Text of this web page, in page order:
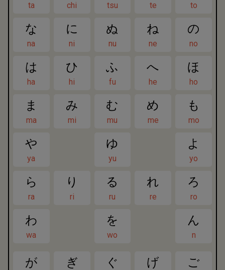
ta chi tsu te to
な
na
に
ni
ぬ
nu
ね
ne
の
no
は
ha
ひ
hi
ふ
fu
へ
he
ほ
ho
ま
ma
み
mi
む
mu
め
me
も
mo
や
ya
ゆ
yu
よ
yo
ら
ra
り
ri
る
ru
れ
re
ろ
ro
わ
wa
を
wo
ん
n
が ぎ ぐ げ ご